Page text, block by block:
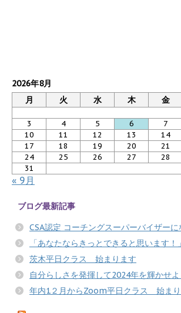
2026年8月
月
火 水 木 金
3
4 5 6 7
10
11 12 13 14
17
18 19 20 21
24
25 26 27 28
31
« 9月
ブログ最新記事
CSA認定 コーチングスーパーバイザーに
「あなたならきっとできると思います！
茨木平日クラス 始まります
自分らしさを発揮して2024年を輝かせよ
年内1２月からZoom平日クラス 始ま